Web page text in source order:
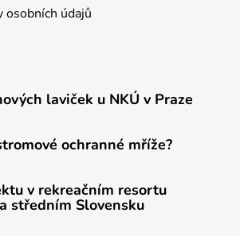
osobních údajů
laviček u NKÚ v Praze
ochranné mříže?
v rekreačním resortu
středním Slovensku